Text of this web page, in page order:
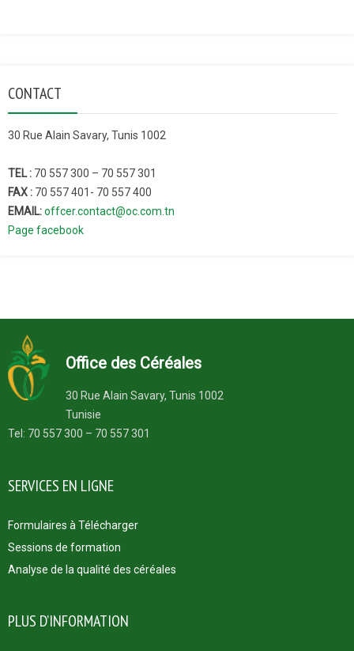
CONTACT
30 Rue Alain Savary, Tunis 1002
TEL : 70 557 300 – 70 557 301
FAX : 70 557 401- 70 557 400
EMAIL:offcer.contact@oc.com.tn
Page facebook
Office des Céréales
30 Rue Alain Savary, Tunis 1002
Tunisie
Tel: 70 557 300 – 70 557 301
SERVICES EN LIGNE
Formulaires à Télécharger
Sessions de formation
Analyse de la qualité des céréales
PLUS D’INFORMATION